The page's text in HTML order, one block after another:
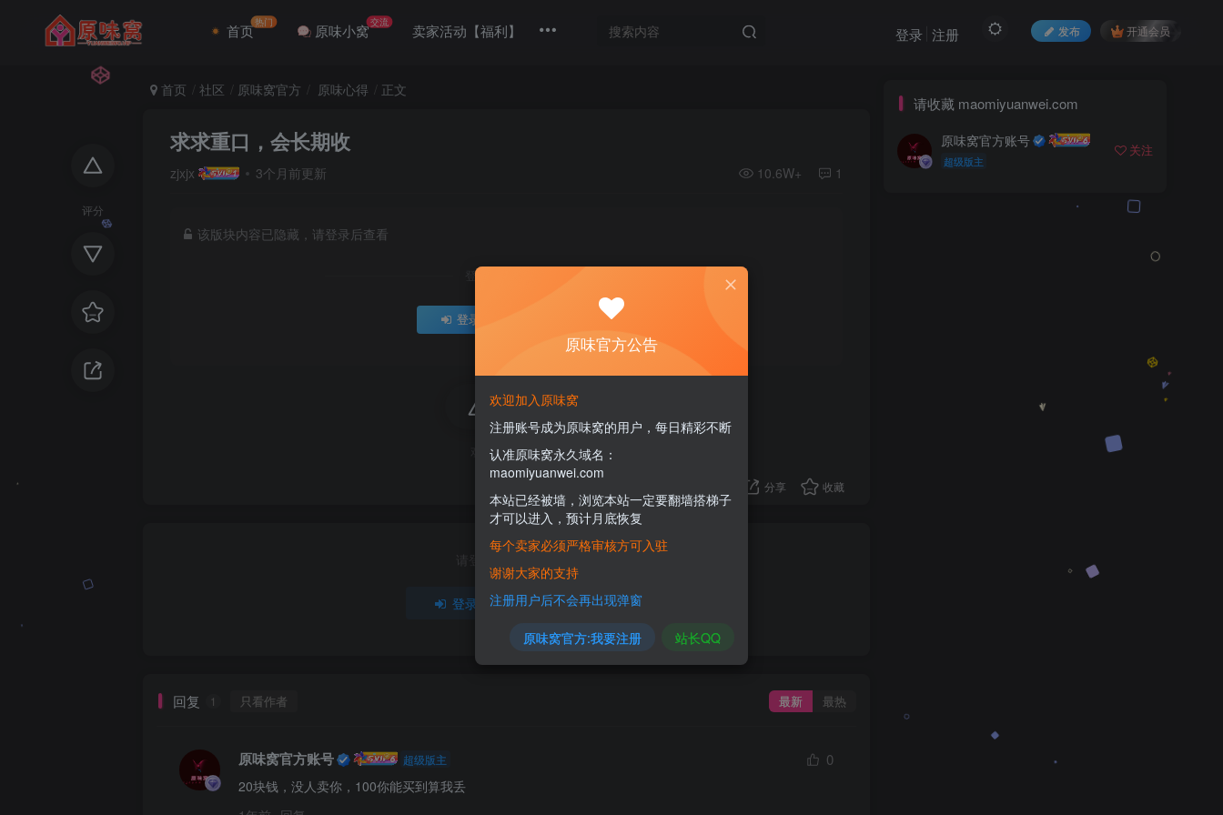
首页热门 原味小窝交流 卖家活动【福利】 发布 开通会员
登录 注册
评分
首页 社区 原味窝官方 原味心得 正文
求求重口，会长期收
zjxjx 3个月前更新 10.6W+ 1
该版块内容已隐藏，请登录后查看
登录后继续查看
登录
评分
欢迎为Ta评分
分享 收藏
请登录后发表评论
登录 注册
回复 1 只看作者 最新 最热
原味窝官方账号 超级版主 0
20块钱，没人卖你，100你能买到算我丢
请收藏 maomiyuanwei.com
原味窝官方账号
超级版主
关注
原味官方公告
欢迎加入原味窝
注册账号成为原味窝的用户，每日精彩不断
认准原味窝永久域名：
maomiyuanwei.com
本站已经被墙，浏览本站一定要翻墙搭梯子
才可以进入，预计月底恢复
每个卖家必须严格审核方可入驻
谢谢大家的支持
注册用户后不会再出现弹窗
原味窝官方:我要注册 站长QQ